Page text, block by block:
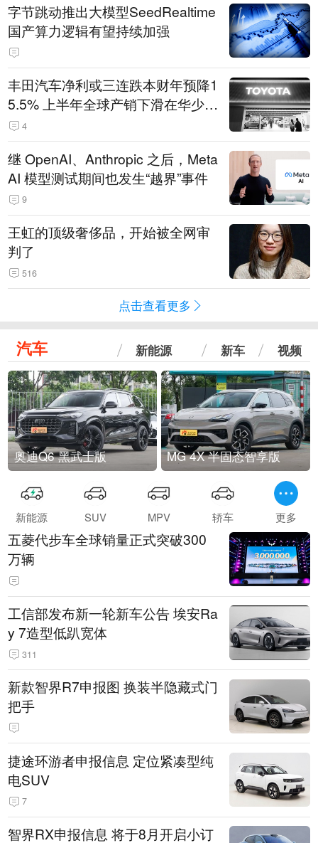
字节跳动推出大模型SeedRealtime
国产算力逻辑有望持续加强
丰田汽车净利或三连跌本财年预降1
5.5% 上半年全球产销下滑在华少卖
14.3万辆
4
继 OpenAI、Anthropic 之后，Meta
AI 模型测试期间也发生“越界”事件
9
王虹的顶级奢侈品，开始被全网审
判了
516
点击查看更多
汽车 新能源 新车 视频
奥迪Q6 黑武士版 MG 4X 半固态智享版
新能源 SUV MPV 轿车 更多
五菱代步车全球销量正式突破300
万辆
工信部发布新一轮新车公告 埃安Ra
y 7造型低趴宽体
311
新款智界R7申报图 换装半隐藏式门
把手
捷途环游者申报信息 定位紧凑型纯
电SUV
7
智界RX申报信息 将于8月开启小订